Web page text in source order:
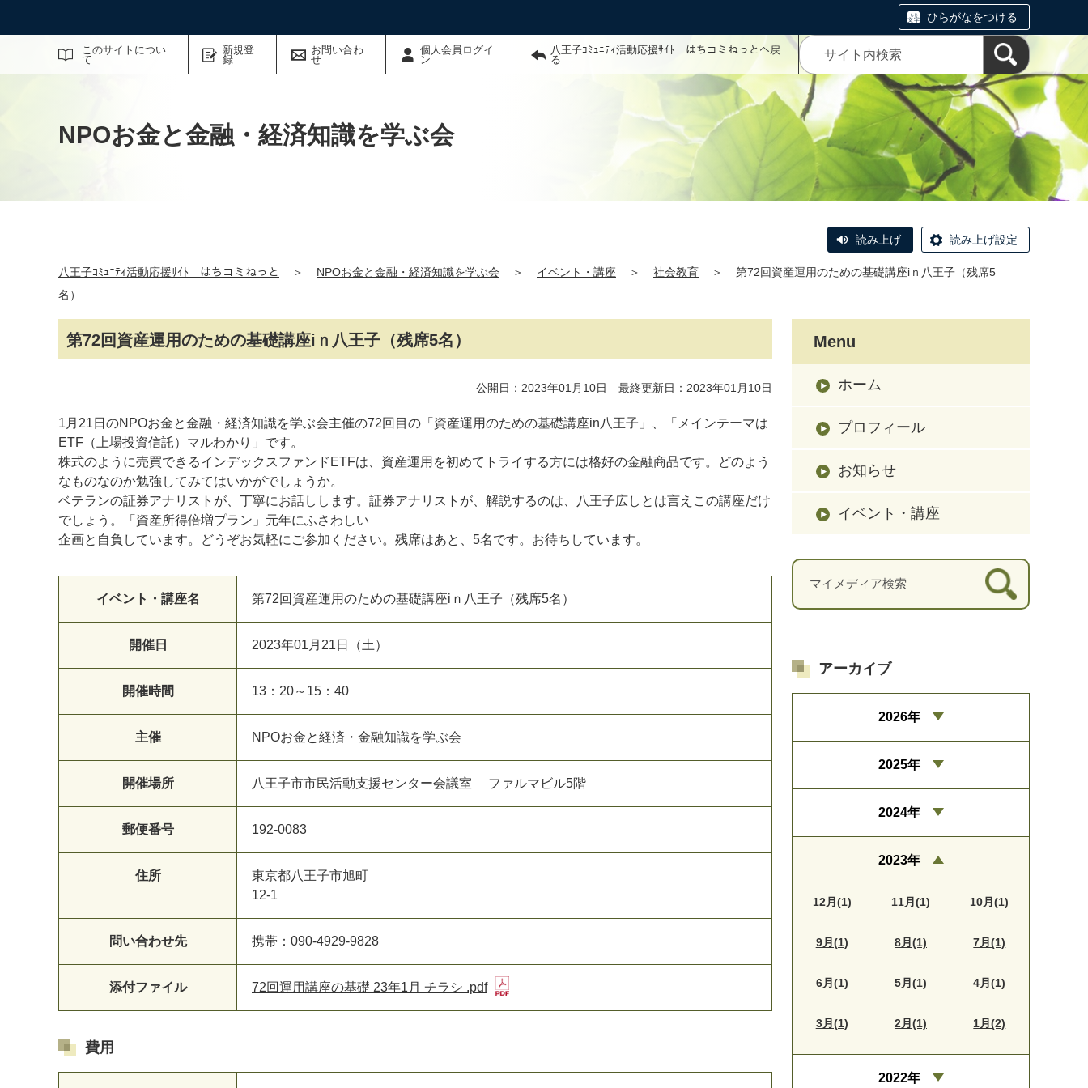
ひらがなをつける
このサイトについ
て
新規登
録
お問い合わ
せ
個人会員ログイ
ン
八王子ｺﾐｭﾆﾃｨ活動応援ｻｲﾄ はちコミねっとへ戻
る
サイト内検索
NPOお金と金融・経済知識を学ぶ会
読み上げ 読み上げ設定
八王子ｺﾐｭﾆﾃｨ活動応援ｻｲﾄ はちコミねっと ＞ NPOお金と金融・経済知識を学ぶ会 ＞ イベント・講座 ＞ 社会教育 ＞
第72回資産運用のための基礎講座iｎ八王子（残席5
名）
第72回資産運用のための基礎講座iｎ八王子（残席5名）
公開日：2023年01月10日 最終更新日：2023年01月10日
1月21日のNPOお金と金融・経済知識を学ぶ会主催の72回目の「資産運用のための基礎講座in八王子」、「メインテーマは
ETF（上場投資信託）マルわかり」です。
株式のように売買できるインデックスファンドETFは、資産運用を初めてトライする方には格好の金融商品です。どのよう
なものなのか勉強してみてはいかがでしょうか。
ベテランの証券アナリストが、丁寧にお話しします。証券アナリストが、解説するのは、八王子広しとは言えこの講座だけ
でしょう。「資産所得倍増プラン」元年にふさわしい
企画と自負しています。どうぞお気軽にご参加ください。残席はあと、5名です。お待ちしています。
イベント・講座名 第72回資産運用のための基礎講座iｎ八王子（残席5名）
開催日 2023年01月21日（土）
開催時間 13：20～15：40
主催 NPOお金と経済・金融知識を学ぶ会
開催場所 八王子市市民活動支援センター会議室 ファルマビル5階
郵便番号 192-0083
住所
東京都八王子市旭町
12-1
問い合わせ先 携帯：090-4929-9828
添付ファイル 72回運用講座の基礎 23年1月 チラシ .pdf
費用
Menu
ホーム
プロフィール
お知らせ
イベント・講座
アーカイブ
2026年
2025年
2024年
2023年
12月(1) 11月(1) 10月(1)
9月(1) 8月(1) 7月(1)
6月(1) 5月(1) 4月(1)
3月(1) 2月(1) 1月(2)
2022年